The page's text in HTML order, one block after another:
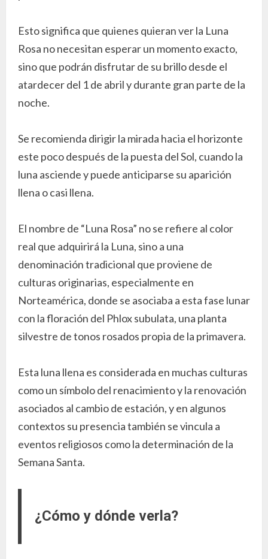
Esto significa que quienes quieran ver la Luna
Rosa no necesitan esperar un momento exacto,
sino que podrán disfrutar de su brillo desde el
atardecer del 1 de abril y durante gran parte de la
noche.
Se recomienda dirigir la mirada hacia el horizonte
este poco después de la puesta del Sol, cuando la
luna asciende y puede anticiparse su aparición
llena o casi llena.
El nombre de “Luna Rosa” no se refiere al color
real que adquirirá la Luna, sino a una
denominación tradicional que proviene de
culturas originarias, especialmente en
Norteamérica, donde se asociaba a esta fase lunar
con la floración del Phlox subulata, una planta
silvestre de tonos rosados propia de la primavera.
Esta luna llena es considerada en muchas culturas
como un símbolo del renacimiento y la renovación
asociados al cambio de estación, y en algunos
contextos su presencia también se vincula a
eventos religiosos como la determinación de la
Semana Santa.
¿Cómo y dónde verla?